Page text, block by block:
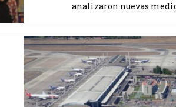
analizaron nuevas